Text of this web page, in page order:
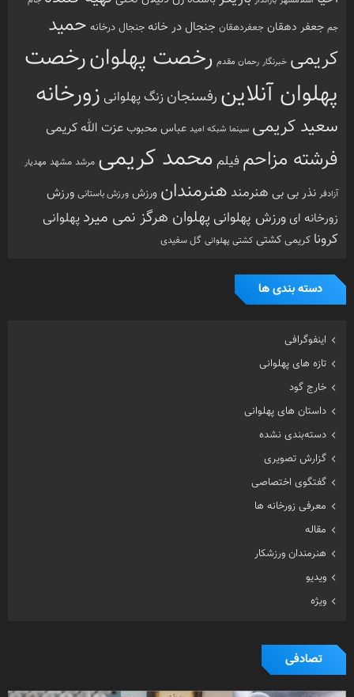
جم جعفر دهقان جعفردهقان جنجال در خانه جنجال درخانه حمید
کریمی خبرنگار رحمان مقدم رخصت پهلوانرخصت
پهلوان آنلاین رفسنجان زنگ پهلوانی زورخانه
سعید کریمی سینما شبکه امید عباس محبوبعزت الله کریمی
فرشته مزاحمفیلم محمد کریمی مرشد مشهد مهدیار
آزادفر نذر بی بی هنرمند هنرمندان ورزش ورزش باستانی ورزش
زورخانه ای ورزش پهلوانی پهلوان هرگز نمی میرد پهلوانی
کرونا کریمی کشتی کشتی پهلوانی گل سفیدی
دسته بندی ها
اینفوگرافی
تازه های پهلوانی
خارج گود
داستان های پهلوانی
دسته‌بندی نشده
گزارش تصویری
گفتگوی اختصاصی
معرفی زورخانه ها
مقاله
هنرمندان ورزشکار
ویدیو
ویژه
تصادفی